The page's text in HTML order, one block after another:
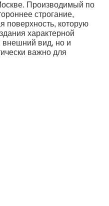
Производимый по
строгание,
поверхность, которую
характерной
внешний вид, но и
важно для